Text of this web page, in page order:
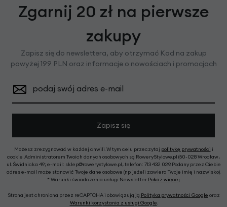
Zgarnij 20 zł na pierwsze
zakupy
Zapisz się do newslettera, aby otrzymać Kod na zakup
powyżej 199 PLN oraz informacje o nowościach i promocjach
podaj swój adres e-mail
Zapisz się
Możesz zrezygnować w każdej chwili. W tym celu przeczytaj politykę prywatności i
cookie. Administratorem Twoich danych osobowych są RoweryStylowe.pl (50-028 Wrocław,
ul. Świdnicka 49; e-mail: sklep@rowerystylowe.pl, telefon: 713 432 029. Podany przez Ciebie
adres e-mail może stanowić Twoje dane osobowe (np. jeżeli zawiera Twoje imię i nazwisko).
* Warunki świadczenia usługi Newsletter Pokaż więcej
Strona jest chroniona przez reCAPTCHA i obowiązują ją Polityka prywatności Google oraz
Warunki korzystania z usługi Google.